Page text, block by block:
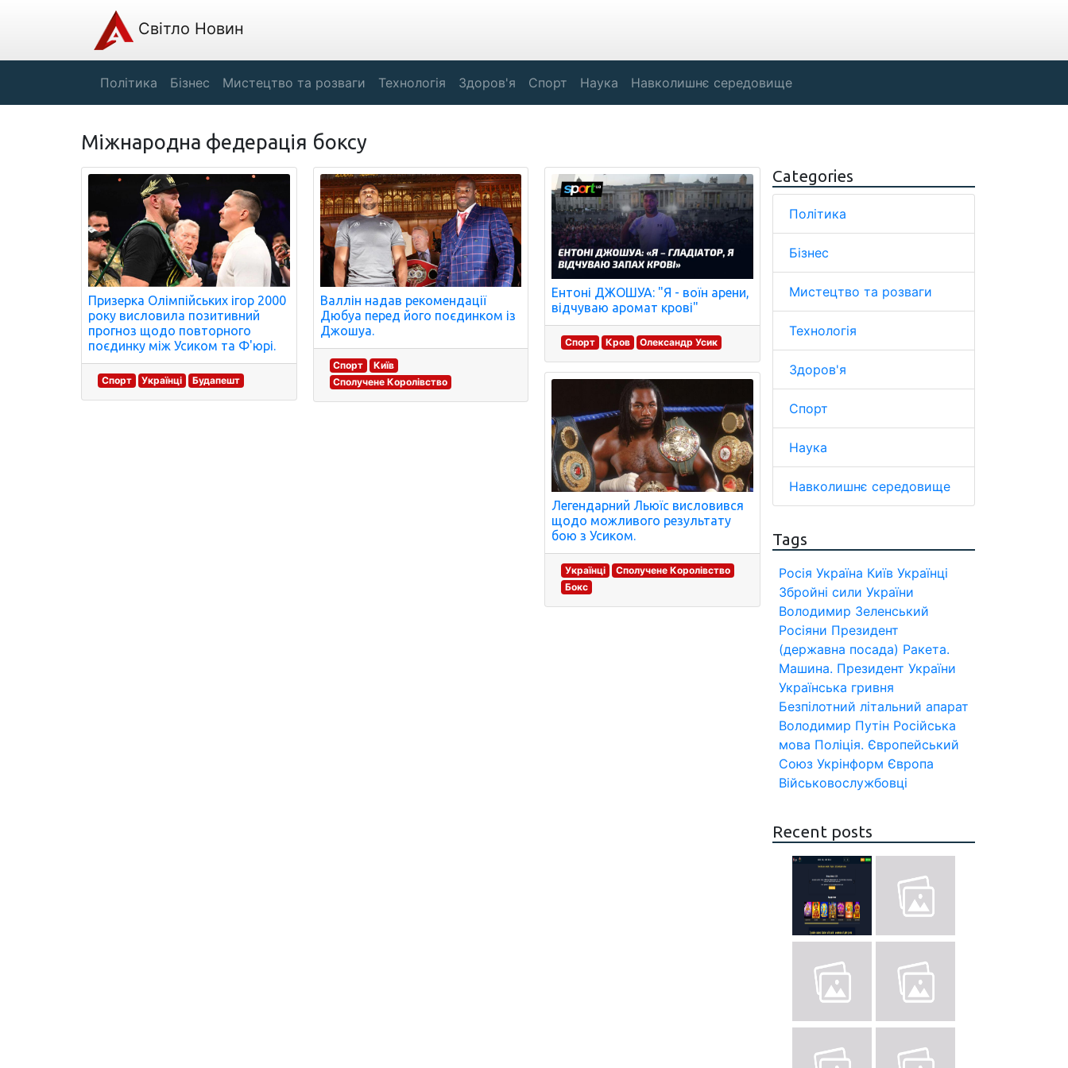
Світло Новин
Політика Бізнес Мистецтво та розваги Технологія Здоров'я Спорт Наука Навколишнє середовище
Міжнародна федерація боксу
Призерка Олімпійських ігор 2000
року висловила позитивний
прогноз щодо повторного
поєдинку між Усиком та Ф'юрі.
Спорт Українці Будапешт
Валлін надав рекомендації
Дюбуа перед його поєдинком із
Джошуа.
Спорт
Київ
Сполучене Королівство
Ентоні ДЖОШУА: "Я - воїн арени,
відчуваю аромат крові"
Спорт Кров Олександр Усик
Легендарний Льюїс висловився
щодо можливого результату
бою з Усиком.
Українці
Сполучене Королівство
Бокс
Categories
Політика
Бізнес
Мистецтво та розваги
Технологія
Здоров'я
Спорт
Наука
Навколишнє середовище
Tags
Росія Україна Київ Українці
Збройні сили України
Володимир Зеленський
Росіяни Президент
(державна посада) Ракета.
Машина. Президент України
Українська гривня
Безпілотний літальний апарат
Володимир Путін Російська
мова Поліція. Європейський
Союз Укрінформ Європа
Військовослужбовці
Recent posts